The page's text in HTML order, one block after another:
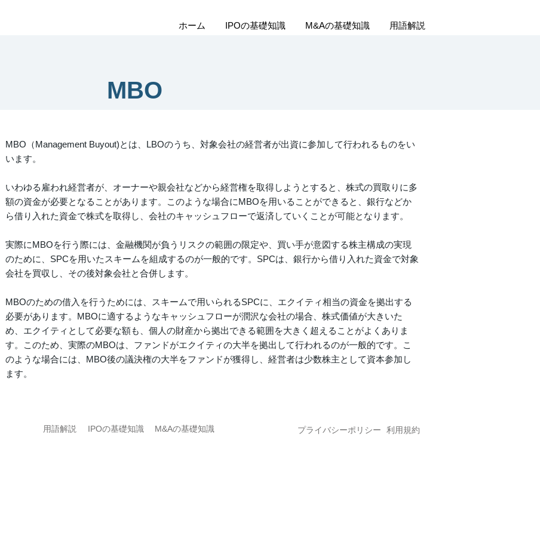
ホーム IPOの基礎知識 M&Aの基礎知識 用語解説
MBO
MBO（Management Buyout)とは、LBOのうち、対象会社の経営者が出資に参加して行われるものをい
います。
いわゆる雇われ経営者が、オーナーや親会社などから経営権を取得しようとすると、株式の買取りに多
額の資金が必要となることがあります。このような場合にMBOを用いることができると、銀行などか
ら借り入れた資金で株式を取得し、会社のキャッシュフローで返済していくことが可能となります。
実際にMBOを行う際には、金融機関が負うリスクの範囲の限定や、買い手が意図する株主構成の実現
のために、SPCを用いたスキームを組成するのが一般的です。SPCは、銀行から借り入れた資金で対象
会社を買収し、その後対象会社と合併します。
MBOのための借入を行うためには、スキームで用いられるSPCに、エクイティ相当の資金を拠出する
必要があります。MBOに適するようなキャッシュフローが潤沢な会社の場合、株式価値が大きいた
め、エクイティとして必要な額も、個人の財産から拠出できる範囲を大きく超えることがよくありま
す。このため、実際のMBOは、ファンドがエクイティの大半を拠出して行われるのが一般的です。こ
のような場合には、MBO後の議決権の大半をファンドが獲得し、経営者は少数株主として資本参加し
ます。
用語解説 IPOの基礎知識 M&Aの基礎知識 プライバシーポリシー 利用規約